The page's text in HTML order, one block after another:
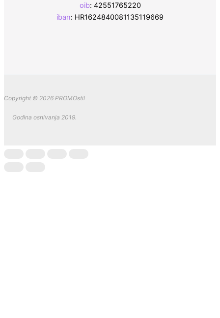
oib: 42551765220
iban: HR1624840081135119669
Copyright © 2026 PROMOstil
Godina osnivanja 2019.